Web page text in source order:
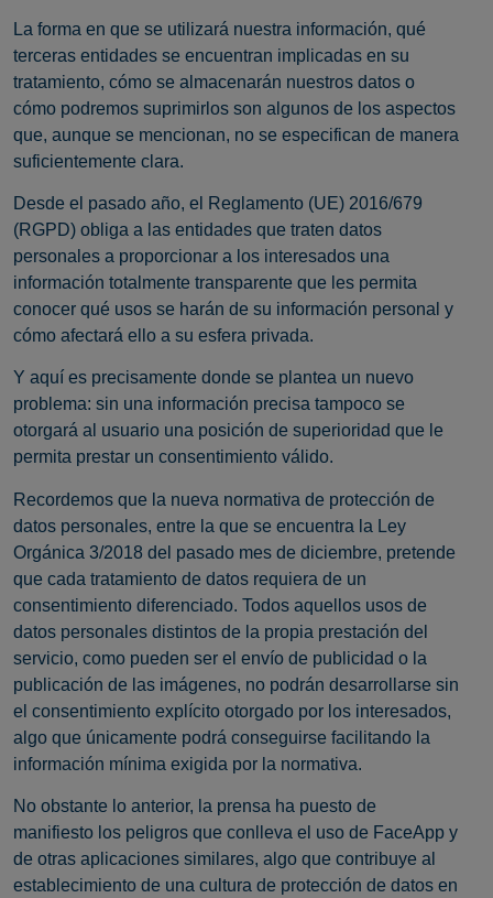
La forma en que se utilizará nuestra información, qué
terceras entidades se encuentran implicadas en su
tratamiento, cómo se almacenarán nuestros datos o
cómo podremos suprimirlos son algunos de los aspectos
que, aunque se mencionan, no se especifican de manera
suficientemente clara.
Desde el pasado año, el Reglamento (UE) 2016/679
(RGPD) obliga a las entidades que traten datos
personales a proporcionar a los interesados una
información totalmente transparente que les permita
conocer qué usos se harán de su información personal y
cómo afectará ello a su esfera privada.
Y aquí es precisamente donde se plantea un nuevo
problema: sin una información precisa tampoco se
otorgará al usuario una posición de superioridad que le
permita prestar un consentimiento válido.
Recordemos que la nueva normativa de protección de
datos personales, entre la que se encuentra la Ley
Orgánica 3/2018 del pasado mes de diciembre, pretende
que cada tratamiento de datos requiera de un
consentimiento diferenciado. Todos aquellos usos de
datos personales distintos de la propia prestación del
servicio, como pueden ser el envío de publicidad o la
publicación de las imágenes, no podrán desarrollarse sin
el consentimiento explícito otorgado por los interesados,
algo que únicamente podrá conseguirse facilitando la
información mínima exigida por la normativa.
No obstante lo anterior, la prensa ha puesto de
manifiesto los peligros que conlleva el uso de FaceApp y
de otras aplicaciones similares, algo que contribuye al
establecimiento de una cultura de protección de datos en